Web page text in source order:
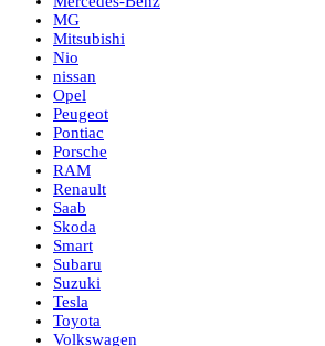
MG
Mitsubishi
Nio
nissan
Opel
Peugeot
Pontiac
Porsche
RAM
Renault
Saab
Skoda
Smart
Subaru
Suzuki
Tesla
Toyota
Volkswagen